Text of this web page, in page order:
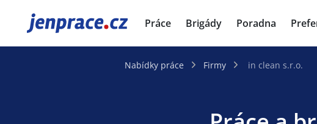
JenPráce.cz Práce Brigády Poradna
Nabídky práce Firmy in clean s.r.o.